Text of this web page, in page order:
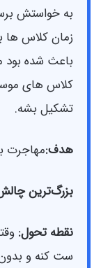
به خواستش
زمان کلاس
باعث شده بود
کلاس های
تشکیل بشه.
هدف:مهاجرت
بزرگ‌ترین
نقطه تحول: